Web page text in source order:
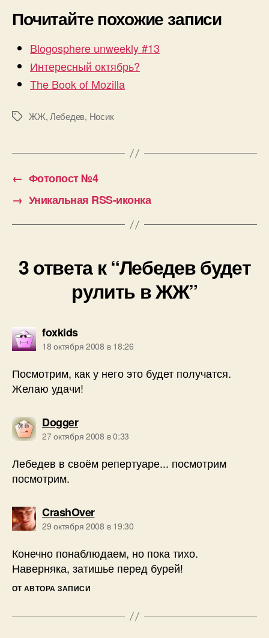
Почитайте похожие записи
Blogosphere unweekly #13
Интересный октябрь?
The Book of Mozilla
МеткиЖЖ,Лебедев, Носик
← Фотопост №4
→ Уникальная RSS-иконка
3 ответа к “Лебедев будет
рулить в ЖЖ”
foxkidsпишет:
18 октября 2008 в 18:26
Посмотрим, как у него это будет получатся.
Желаю удачи!
Doggerпишет:
27 октября 2008 в 0:33
Лебедев в своём репертуаре... посмотрим
посмотрим.
CrashOverпишет:
29 октября 2008 в 19:30
Конечно понаблюдаем, но пока тихо.
Наверняка, затишье перед бурей!
ОТ АВТОРА ЗАПИСИ